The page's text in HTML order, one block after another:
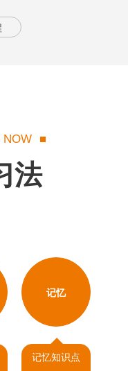
NOW
法
记忆
记忆知识点